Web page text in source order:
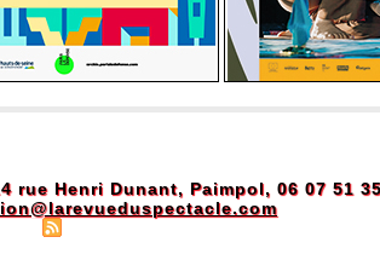
rue Henri Dunant, Paimpol, 06 07 51